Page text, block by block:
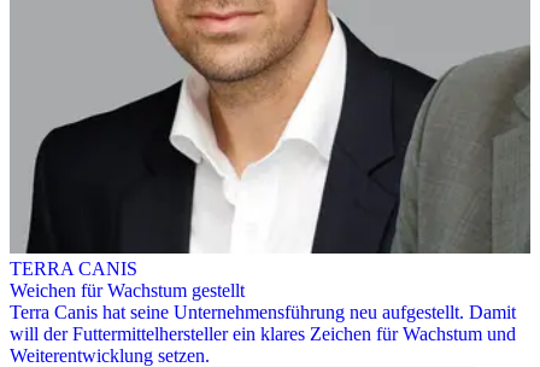
TERRA CANIS
Weichen für Wachstum gestellt
Terra Canis hat seine Unternehmensführung neu aufgestellt. Damit
will der Futtermittelhersteller ein klares Zeichen für Wachstum und
Weiterentwicklung setzen.